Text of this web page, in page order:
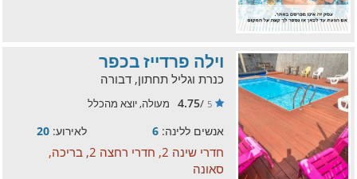
וילה פרדייז בכפר
כנרת וגליל תחתון, דבורה
5
/
4.75 מעולה, יוצא מהכלל
אנשים ללינה: 6 לאירוע: 20
חדרי שינה 2, חדרי רחצה 2, בריכה,
סאונה